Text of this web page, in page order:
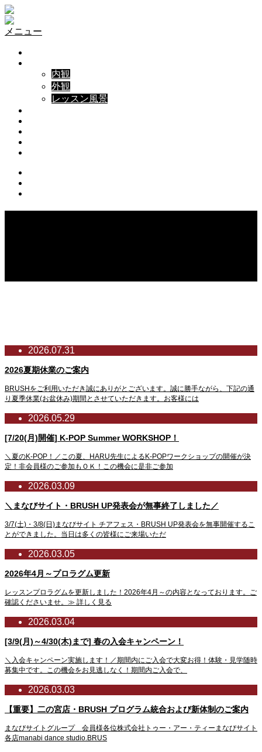
メニュー
内観
外観
レッスン風景
2026.07.31
2026夏期休業のご案内
BRUSHをご利用いただき誠にありがとございます。誠に勝手ながら、下記の通
り夏季休業(お盆休み)期間とさせていただきます。お客様には
2026.05.29
[7/20(月)開催] K-POP Summer WORKSHOP！
＼夏のK-POP！／この夏、HARU先生によるK-POPワークショップの開催が決
定！非会員様のご参加もＯＫ！この機会に是非ご参加
2026.03.09
＼まなびサイト・BRUSH UP発表会が無事終了しました／
3/7(土)・3/8(日)まなびサイト チアフェス・BRUSH UP発表会を無事開催するこ
とができました。当日は多くの皆様にご来場いただ
2026.03.05
2026年4月～プロラグム更新
レッスンプロラグムを更新しました！2026年4月～の内容となっております。ご
確認くださいませ。≫ 詳しく見る
2026.03.04
[3/9(月)～4/30(木)まで] 春の入会キャンペーン！
＼入会キャンペーン実施します！／期間内にご入会で大変お得！体験・見学随時
募集中です。この機会をお見逃しなく！期間内ご入会で、
2026.03.03
【重要】二の宮店・BRUSH プログラム統合および新体制のご案内
まなびサイトグループ 会員様各位株式会社トゥー・アー・ティーまなびサイト
各店manabi dance studio.BRUS